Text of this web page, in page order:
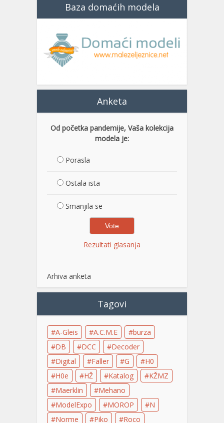
Baza domaćih modela
Anketa
Od početka pandemije, Vaša kolekcija
modela je:
Porasla
Ostala ista
Smanjila se
Rezultati glasanja
Arhiva anketa
Tagovi
A-Gleis A.C.M.E
burza
DB
DCC
Decoder
Digital
Faller G
H0
H0e
HŽ Katalog
KŽMZ
Maerklin
Mehano
ModelExpo
MOROP
N
Norme
Piko Roco